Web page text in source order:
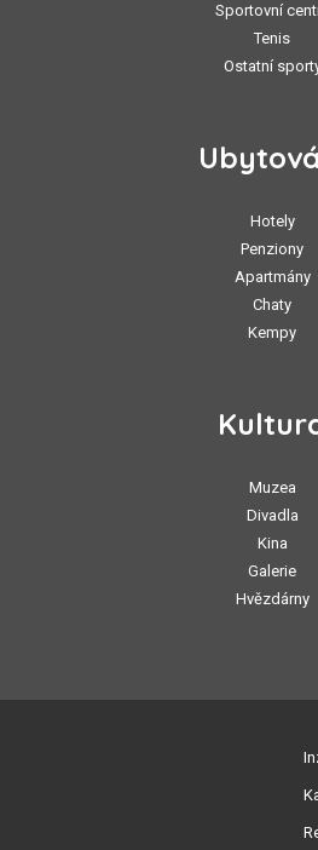
Sportovní
Tenis
Ostatní
Hotely
Penziony
Apartmány
Chaty
Kempy
Muzea
Divadla
Kina
Galerie
Hvězdárny